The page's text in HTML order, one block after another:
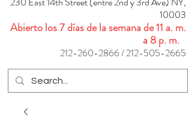
10003
Abierto los 7 días de la semana de 11 a. m.
a 8 p. m.
212-260-2866/212-505-2665